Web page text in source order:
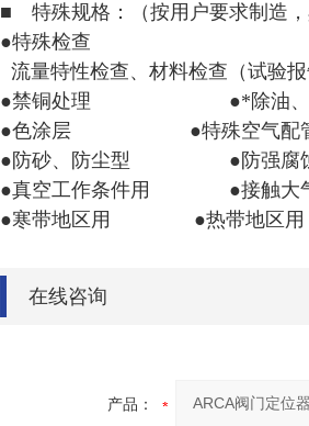
■ 特殊规格：（按用户要求制造，
●特殊检查
流量特性检查、材料检查（试验
●禁铜处理 ●*除油
●色涂层 ●特殊空气配管
●防砂、防尘型 ●
●真空工作条件用 ●接触大气
●寒带地区用 ●热带地区用
在线咨询
产品：